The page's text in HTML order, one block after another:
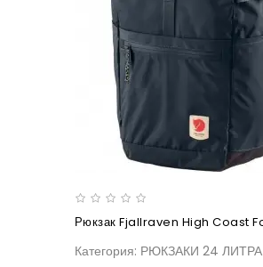
Категория: РЮКЗАКИ 24 ЛИТРА